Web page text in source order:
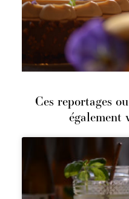
Ces reportages
également